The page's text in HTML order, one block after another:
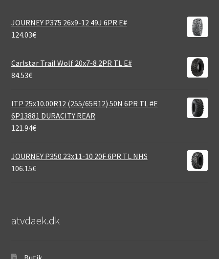
JOURNEY P375 26x9-12 49J 6PR E#
124.03€
Carlstar Trail Wolf 20x7-8 2PR TL E#
84.53€
ITP 25x10.00R12 (255/65R12) 50N 6PR TL #E
6P13881 DURACITY REAR
121.94€
JOURNEY P350 23x11-10 20F 6PR TL NHS
106.15€
atvdaek.dk